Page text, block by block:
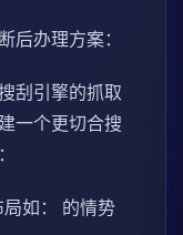
后办理方案：
刮引擎的抓取
一个更切合搜
如： 的情势